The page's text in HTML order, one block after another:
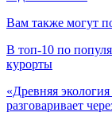
Вам также могут
В топ-10 по
курорты
«Древняя
разговаривает